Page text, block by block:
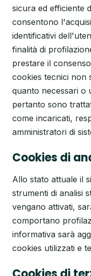
sicura ed efficiente
consentono
identificativi
finalità di
prestare il
cookies tecnici non
quanto necessari o
pertanto sono
come incaricati,
amministratori di
Cookies di
Allo stato attuale il
strumenti di analisi
vengano attivati,
comportano
informativa sarà
cookies utilizzati e